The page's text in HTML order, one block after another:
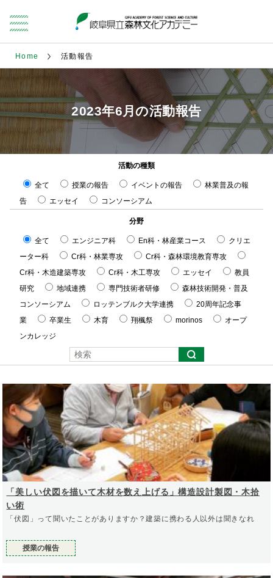
Home 活動報告
2023年6月の活動報告
活動の種類
全て 授業の報告 イベントの報告
林業普及の報
告
エッセイ コンソーシアム
分野
全て エンジニア科 En科・林産業コース
クリエ
ーター科
Cr科・林業専攻
Cr科・森林環境教育専攻
Cr科・木造建築専攻
Cr科・木工専攻 エッセイ
教員
研究
地域連携 専門技術者研修
森林技術開発・普及
コンソーシアム
ロッテンブルク大学連携
20周年記念事
業
卒業生 木育 翔楓祭 morinos
オープ
ンカレッジ
「美しい伏図を描いて木材を数え上げる」構造設計製図・木拾
い術
「伏図」って聞いたことがありますか？建築に携わる人以外は聞きなれ
授業の報告